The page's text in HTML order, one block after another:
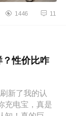
1446 11
性价比咋
新了我的认
充电宝，真是